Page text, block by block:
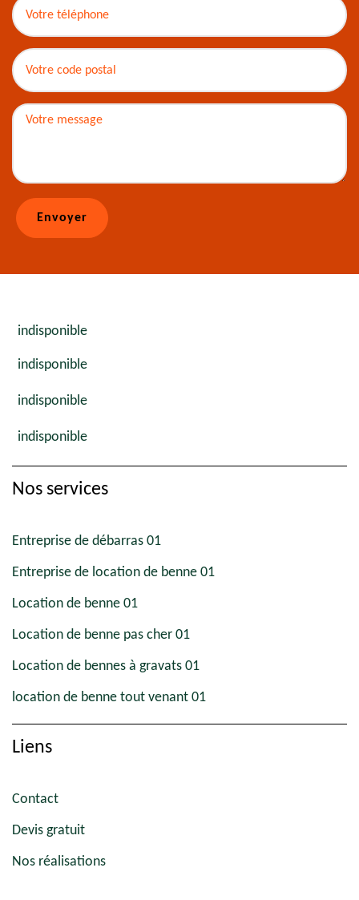
indisponible
indisponible
indisponible
indisponible
Nos services
Entreprise de débarras 01
Entreprise de location de benne 01
Location de benne 01
Location de benne pas cher 01
Location de bennes à gravats 01
location de benne tout venant 01
Liens
Contact
Devis gratuit
Nos réalisations